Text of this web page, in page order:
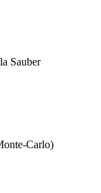
Sauber
Carlo)